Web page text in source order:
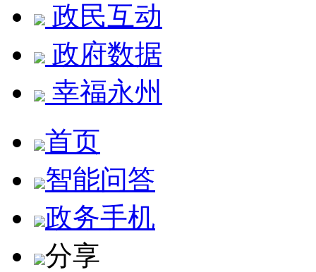
政民互动
政府数据
幸福永州
首页
智能问答
政务手机
分享